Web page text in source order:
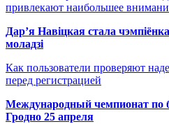
привлекают наибольшее
Дар’я Навіцкая стала
моладзі
Как пользователи проверяют
перед регистрацией
Международный чемпионат по
Гродно 25 апреля